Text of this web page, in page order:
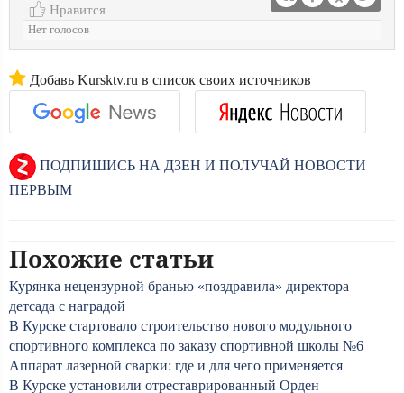
Нравится
Нет голосов
Добавь Kursktv.ru в список своих источников
ПОДПИШИСЬ НА ДЗЕН И ПОЛУЧАЙ НОВОСТИ
ПЕРВЫМ
Похожие статьи
Курянка нецензурной бранью «поздравила» директора
детсада с наградой
В Курске стартовало строительство нового модульного
спортивного комплекса по заказу спортивной школы №6
Аппарат лазерной сварки: где и для чего применяется
В Курске установили отреставрированный Орден